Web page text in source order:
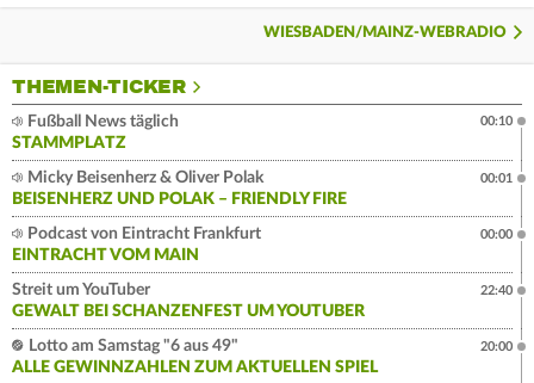
WIESBADEN/MAINZ-WEBRADIO
THEMEN-TICKER
Fußball News täglich
STAMMPLATZ
00:10
Micky Beisenherz & Oliver Polak
BEISENHERZ UND POLAK – FRIENDLY FIRE
00:01
Podcast von Eintracht Frankfurt
EINTRACHT VOM MAIN
00:00
Streit um YouTuber
GEWALT BEI SCHANZENFEST UM YOUTUBER
22:40
Lotto am Samstag "6 aus 49"
ALLE GEWINNZAHLEN ZUM AKTUELLEN SPIEL
20:00